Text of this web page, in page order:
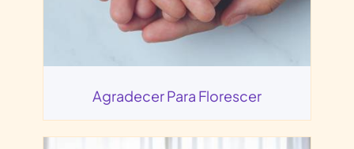
Agradecer Para Florescer